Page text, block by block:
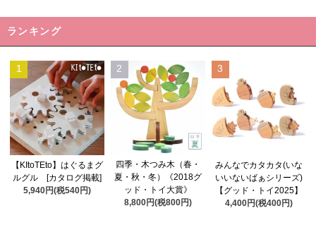
ランキング
1
【KItoTEto】はぐるまグ
ルグル [カタログ掲載]
5,940円(税540円)
2
四季・木つみ木（春・
夏・秋・冬）《2018グ
ッド・トイ大賞》
8,800円(税800円)
3
みんなでカタカタ(いな
いいないばぁシリーズ)
【グッド・トイ2025】
4,400円(税400円)